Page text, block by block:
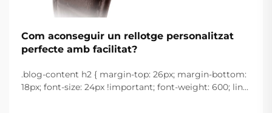
Com aconseguir un rellotge personalitzat
perfecte amb facilitat?
.blog-content h2 { margin-top: 26px; margin-bottom:
18px; font-size: 24px !important; font-weight: 600; line-